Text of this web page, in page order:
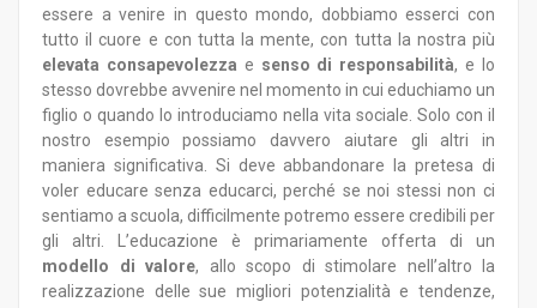
essere a venire in questo mondo, dobbiamo esserci con
tutto il cuore e con tutta la mente, con tutta la nostra più
elevata consapevolezza e senso di responsabilità, e lo
stesso dovrebbe avvenire nel momento in cui educhiamo un
figlio o quando lo introduciamo nella vita sociale. Solo con il
nostro esempio possiamo davvero aiutare gli altri in
maniera significativa. Si deve abbandonare la pretesa di
voler educare senza educarci, perché se noi stessi non ci
sentiamo a scuola, difficilmente potremo essere credibili per
gli altri. L’educazione è primariamente offerta di un
modello di valore, allo scopo di stimolare nell’altro la
realizzazione delle sue migliori potenzialità e tendenze,